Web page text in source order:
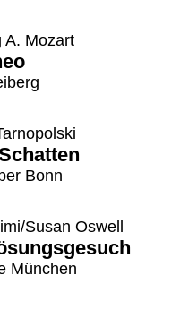
A. Mozart
Bonn
Susan Oswell
München